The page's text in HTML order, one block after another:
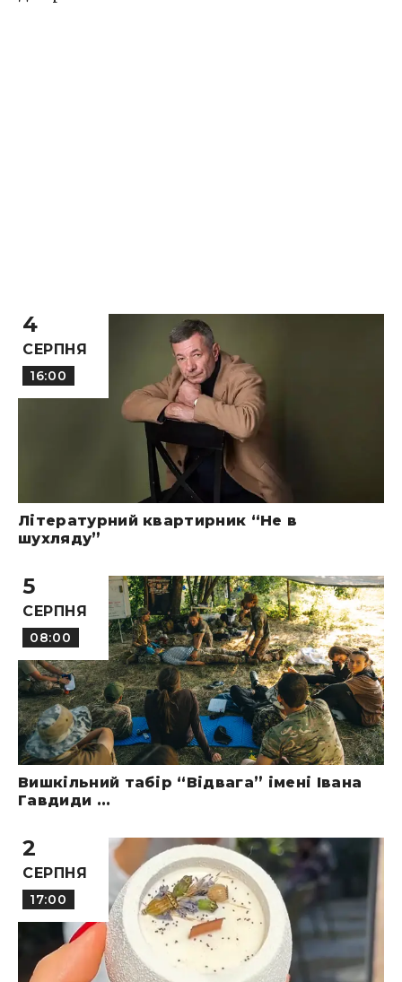
4
СЕРПНЯ
16:00
Літературний квартирник “Не в
шухляду”
5
СЕРПНЯ
08:00
Вишкільний табір “Відвага” імені Івана
Гавдиди ...
2
СЕРПНЯ
17:00